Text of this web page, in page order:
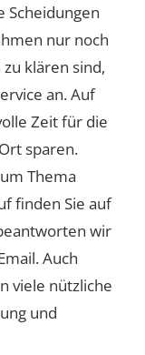
Scheidungen
nur noch
klären sind,
an. Auf
Zeit für die
sparen.
Thema
finden Sie auf
wir
Auch
viele nützliche
und